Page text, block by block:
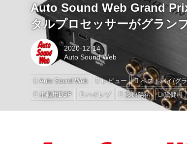
Auto Sound Web Grand
タルプロセッサーがグラン
2020-12-14
Auto Sound Web
Auto Sound Web レビュー ベストバイ/グ
車載用DSP
ハイレゾ 藤原陽祐 黛健司